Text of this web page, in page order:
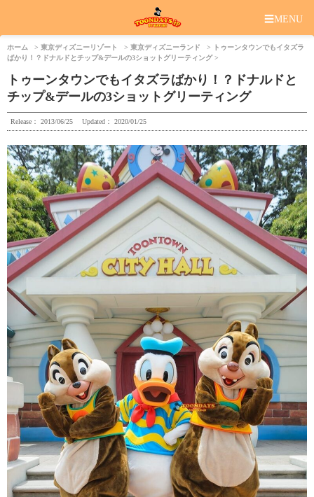
☰MENU
ホーム 東京ディズニーリゾート 東京ディズニーランド
トゥーンタウンでもイタズラ
ばかり！？ドナルドとチップ&デールの3ショットグリーティング
トゥーンタウンでもイタズラばかり！？ドナルドと
チップ&デールの3ショットグリーティング
Release： 2013/06/25 Updated： 2020/01/25